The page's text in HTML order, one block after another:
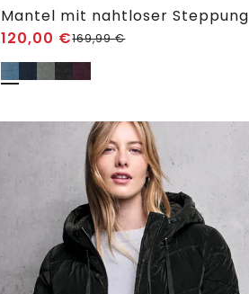
Mantel mit nahtloser Steppung
120,00 €169,99€